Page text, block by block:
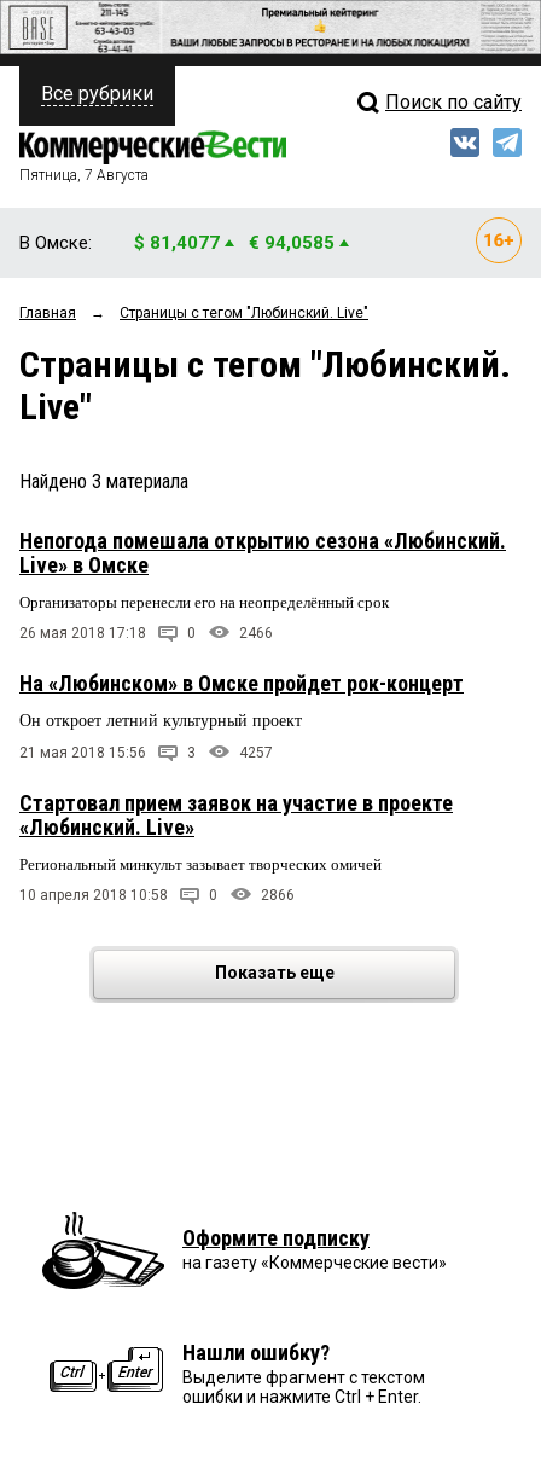
ПОЛИТИКА
ФИНАНСЫ
ОБЩЕСТВО
ЗАКОН
ПРОИСШЕСТВИЯ
СТИЛЬ ЖИЗНИ
Свежий выпуск
Мнения
Рейтинги
Все рубрики Поиск по сайту
Пятница, 7 Августа
В Омске: $ 81,4077 € 94,0585
Главная → Страницы c тегом "Любинский. Live"
Страницы c тегом "Любинский.
Live"
Найдено 3 материала
Непогода помешала открытию сезона «Любинский.
Live» в Омске
Организаторы перенесли его на неопределённый срок
26 мая 2018 17:18 0 2466
На «Любинском» в Омске пройдет рок-концерт
Он откроет летний культурный проект
21 мая 2018 15:56 3 4257
Стартовал прием заявок на участие в проекте
«Любинский. Live»
Региональный минкульт зазывает творческих омичей
10 апреля 2018 10:58 0 2866
Показать еще
Оформите подписку
на газету «Коммерческие вести»
Нашли ошибку?
Выделите фрагмент с текстом
ошибки и нажмите Ctrl + Enter.